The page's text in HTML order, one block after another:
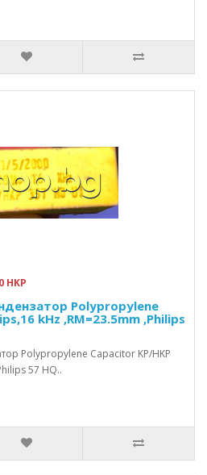
HKP
Polypropylene
kHz ,RM=23.5mm ,Philips
Polypropylene Capacitor KP/HKP
57 HQ..